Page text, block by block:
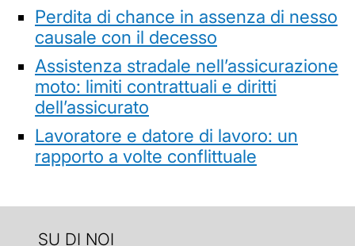
Perdita di chance in assenza di nesso
causale con il decesso
Assistenza stradale nell’assicurazione
moto: limiti contrattuali e diritti
dell’assicurato
Lavoratore e datore di lavoro: un
rapporto a volte conflittuale
SU DI NOI